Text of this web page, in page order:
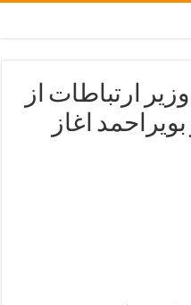
ارتباطات از
اغاز